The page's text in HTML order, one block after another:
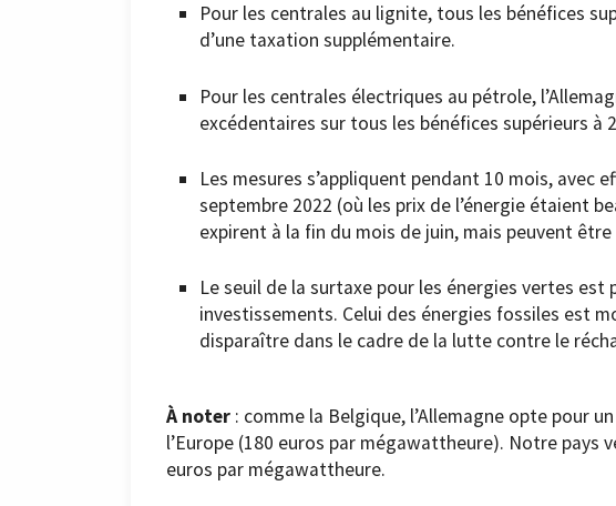
Pour les centrales au lignite, tous les bénéfices
d’une taxation supplémentaire.
Pour les centrales électriques au pétrole,
excédentaires sur tous les bénéfices supérieurs à
Les mesures s’appliquent pendant 10 mois,
septembre 2022 (où les prix de l’énergie étaient
expirent à la fin du mois de juin, mais peuvent
Le seuil de la surtaxe pour les énergies vertes
investissements. Celui des énergies fossiles est
disparaître dans le cadre de la lutte contre le
À noter : comme la Belgique, l’Allemagne opte pour
l’Europe (180 euros par mégawattheure). Notre pays
euros par mégawattheure.